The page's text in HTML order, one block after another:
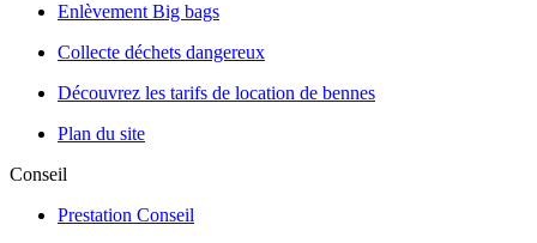
Enlèvement Big bags
Collecte déchets dangereux
Découvrez les tarifs de location de bennes
Plan du site
Conseil
Prestation Conseil